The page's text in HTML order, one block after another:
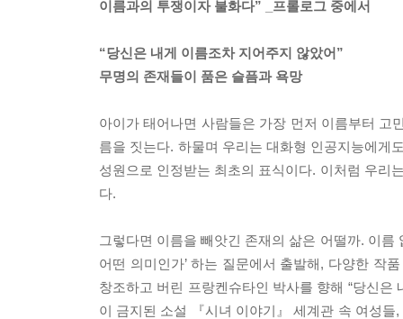
이름과의 투쟁이자 불화다” _프롤로그 중에서
“당신은 내게 이름조차 지어주지 않았어”
무명의 존재들이 품은 슬픔과 욕망
아이가 태어나면 사람들은 가장 먼저 이름부터 고
름을 짓는다. 하물며 우리는 대화형 인공지능에게
성원으로 인정받는 최초의 표식이다. 이처럼 우리
다.
그렇다면 이름을 빼앗긴 존재의 삶은 어떨까. 이
어떤 의미인가’ 하는 질문에서 출발해, 다양한 작
창조하고 버린 프랑켄슈타인 박사를 향해 “당신
이 금지된 소설 『시녀 이야기』 세계관 속 여성